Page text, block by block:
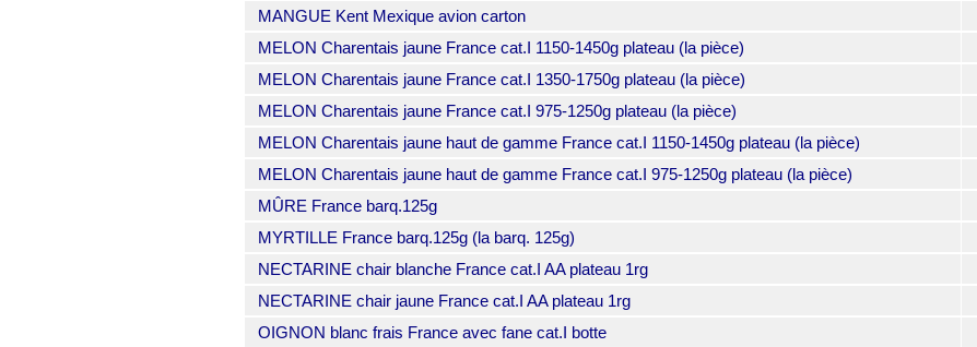
MANGUE Kent Mexique avion carton
MELON Charentais jaune France cat.I 1150-1450g plateau (la pièce)
MELON Charentais jaune France cat.I 1350-1750g plateau (la pièce)
MELON Charentais jaune France cat.I 975-1250g plateau (la pièce)
MELON Charentais jaune haut de gamme France cat.I 1150-1450g plateau (la pièce)
MELON Charentais jaune haut de gamme France cat.I 975-1250g plateau (la pièce)
MÛRE France barq.125g
MYRTILLE France barq.125g (la barq. 125g)
NECTARINE chair blanche France cat.I AA plateau 1rg
NECTARINE chair jaune France cat.I AA plateau 1rg
OIGNON blanc frais France avec fane cat.I botte